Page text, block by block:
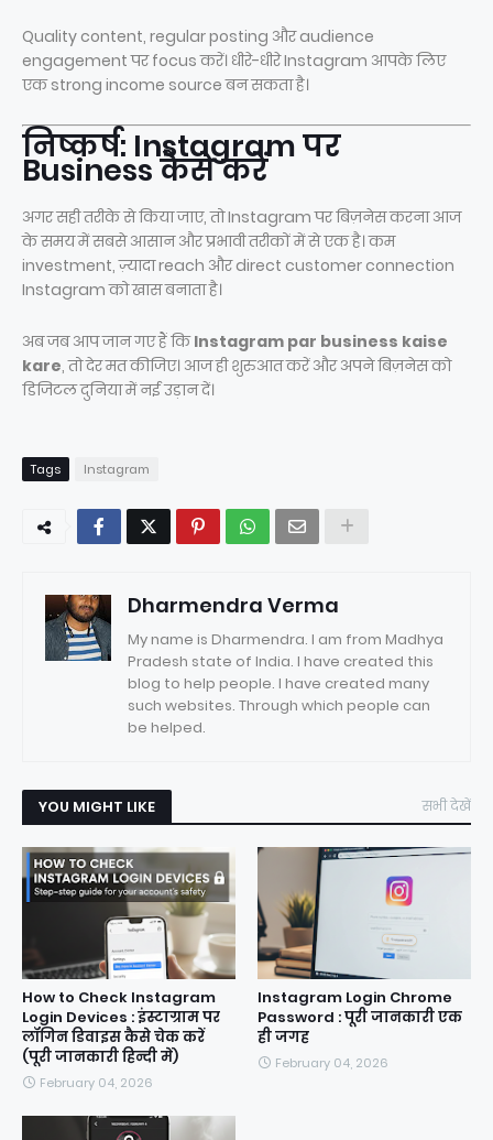
Quality content, regular posting और audience
engagement पर focus करें। धीरे-धीरे Instagram आपके लिए
एक strong income source बन सकता है।
निष्कर्ष: Instagram पर
Business कैसे करें
अगर सही तरीके से किया जाए, तो Instagram पर बिज़नेस करना आज
के समय में सबसे आसान और प्रभावी तरीकों में से एक है। कम
investment, ज़्यादा reach और direct customer connection
Instagram को खास बनाता है।
अब जब आप जान गए हैं किInstagram par business kaise
kare, तो देर मत कीजिए। आज ही शुरुआत करें और अपने बिज़नेस को
डिजिटल दुनिया में नई उड़ान दें।
Tags Instagram
Dharmendra Verma
My name is Dharmendra. I am from Madhya
Pradesh state of India. I have created this
blog to help people. I have created many
such websites. Through which people can
be helped.
YOU MIGHT LIKE सभी देखें
How to Check Instagram
Login Devices : इंस्टाग्राम पर
लॉगिन डिवाइस कैसे चेक करें
(पूरी जानकारी हिन्दी में)
February 04, 2026
Instagram Login Chrome
Password : पूरी जानकारी एक
ही जगह
February 04, 2026